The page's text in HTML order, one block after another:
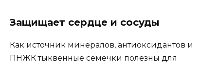
Защищает сердце и сосуды
Как источник минералов, антиоксидантов и
ПНЖК тыквенные семечки полезны для